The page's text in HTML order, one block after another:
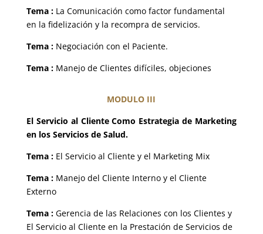
Tema :La Comunicación como factor fundamental
en la fidelización y la recompra de servicios.
Tema :Negociación con el Paciente.
Tema :Manejo de Clientes difíciles, objeciones
MODULO III
El Servicio al Cliente Como Estrategia de Marketing
en los Servicios de Salud.
Tema :El Servicio al Cliente y el Marketing Mix
Tema :Manejo del Cliente Interno y el Cliente
Externo
Tema :Gerencia de las Relaciones con los Clientes y
El Servicio al Cliente en la Prestación de Servicios de